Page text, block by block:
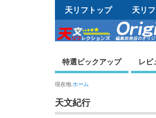
天リフトップ 天リ
特選ピックアップ レビ
現在地:ホーム
天文紀行